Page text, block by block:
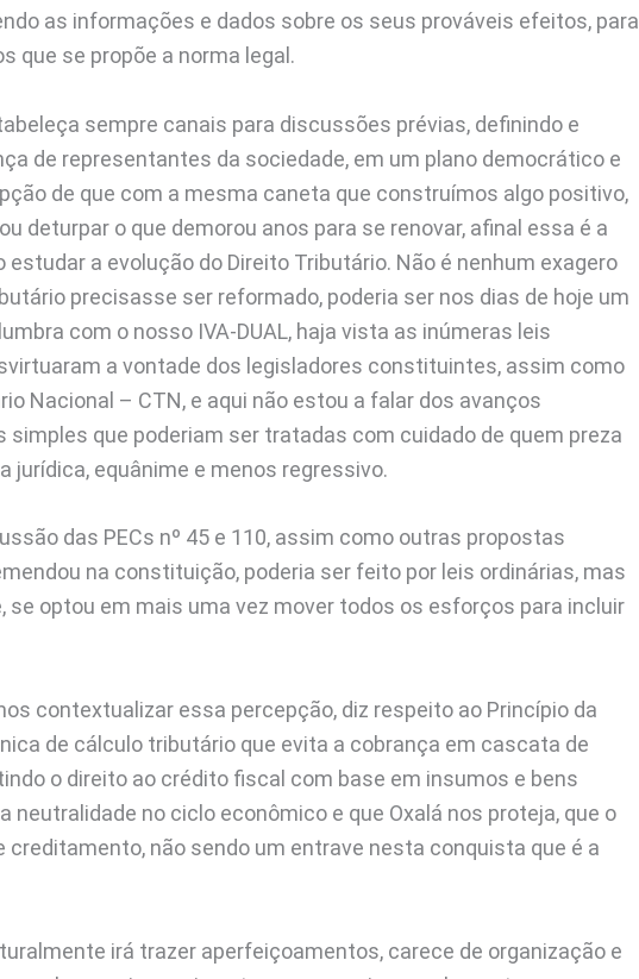
as informações e dados sobre os seus prováveis efeitos, para
que se propõe a norma legal.
sempre canais para discussões prévias, definindo e
de representantes da sociedade, em um plano democrático e
de que com a mesma caneta que construímos algo positivo,
deturpar o que demorou anos para se renovar, afinal essa é a
a evolução do Direito Tributário. Não é nenhum exagero
precisasse ser reformado, poderia ser nos dias de hoje um
com o nosso IVA-DUAL, haja vista as inúmeras leis
a vontade dos legisladores constituintes, assim como
Nacional – CTN, e aqui não estou a falar dos avanços
que poderiam ser tratadas com cuidado de quem preza
equânime e menos regressivo.
das PECs nº 45 e 110, assim como outras propostas
na constituição, poderia ser feito por leis ordinárias, mas
se optou em mais uma vez mover todos os esforços para incluir
contextualizar essa percepção, diz respeito ao Princípio da
de cálculo tributário que evita a cobrança em cascata de
o direito ao crédito fiscal com base em insumos e bens
neutralidade no ciclo econômico e que Oxalá nos proteja, que o
creditamento, não sendo um entrave nesta conquista que é a
irá trazer aperfeiçoamentos, carece de organização e